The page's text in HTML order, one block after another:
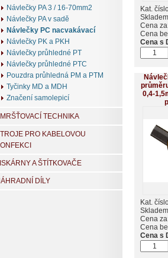
Kat.
Cena
Cena
Cena s
0,4-
Kat.
Cena
Cena
Cena s
Návlečky PA 3 / 16-70mm2
Návlečky PA v sadě
Návlečky PC nacvakávací
Návlečky PK a PKH
Návlečky průhledné PT
Návlečky průhledné PTC
Pouzdra průhledná PM a PTM
Tyčinky MD a MDH
Značení samolepicí
TECHNIKA
PRO KABELOVOU
A ŠTÍTKOVAČE
DÍLY